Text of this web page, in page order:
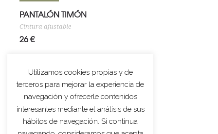
PANTALÓN TIMÓN
Cintura ajustable
26€
Utilizamos cookies propias y de
terceros para mejorar la experiencia de
navegación y ofrecerle contenidos
interesantes mediante el análisis de sus
hábitos de navegación. Si continua